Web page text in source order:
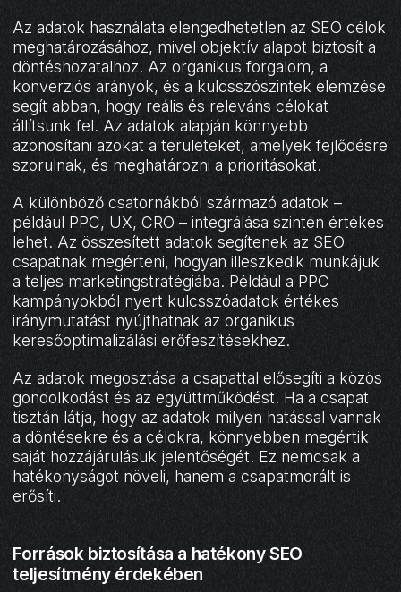
Az adatok használata elengedhetetlen az SEO célok
meghatározásához, mivel objektív alapot biztosít a
döntéshozatalhoz. Az organikus forgalom, a
konverziós arányok, és a kulcsszószintek elemzése
segít abban, hogy reális és releváns célokat
állítsunk fel. Az adatok alapján könnyebb
azonosítani azokat a területeket, amelyek fejlődésre
szorulnak, és meghatározni a prioritásokat.
A különböző csatornákból származó adatok –
például PPC, UX, CRO – integrálása szintén értékes
lehet. Az összesített adatok segítenek az SEO
csapatnak megérteni, hogyan illeszkedik munkájuk
a teljes marketingstratégiába. Például a PPC
kampányokból nyert kulcsszóadatok értékes
iránymutatást nyújthatnak az organikus
keresőoptimalizálási erőfeszítésekhez.
Az adatok megosztása a csapattal elősegíti a közös
gondolkodást és az együttműködést. Ha a csapat
tisztán látja, hogy az adatok milyen hatással vannak
a döntésekre és a célokra, könnyebben megértik
saját hozzájárulásuk jelentőségét. Ez nemcsak a
hatékonyságot növeli, hanem a csapatmorált is
erősíti.
Források biztosítása a hatékony SEO
teljesítmény érdekében